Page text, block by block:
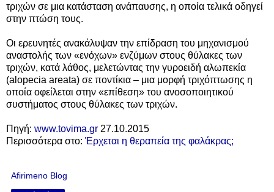
τριχών σε μια κατάσταση ανάπαυσης, η οποία τελικά οδηγεί
στην πτώση τους.
Οι ερευνητές ανακάλυψαν την επίδραση του μηχανισμού
αναστολής των «ενόχων» ενζύμων στους θύλακες των
τριχών, κατά λάθος, μελετώντας την γυροειδή αλωπεκία
(alopecia areata) σε ποντίκια – μια μορφή τριχόπτωσης η
οποία οφείλεται στην «επίθεση» του ανοσοποιητικού
συστήματος στους θύλακες των τριχών.
Πηγή: www.tovima.gr 27.10.2015
Περισσότερα στο: Έρχεται η θεραπεία της φαλάκρας;
Afirimeno Blog